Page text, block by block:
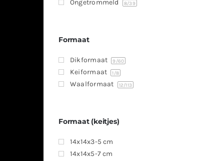
Ongetrommeld 8/39
Formaat
Dikformaat 9 /60
Keiformaat 1/8
Waalformaat 12/113
Formaat (keitjes)
14x14x3-5 cm
14x14x5-7 cm